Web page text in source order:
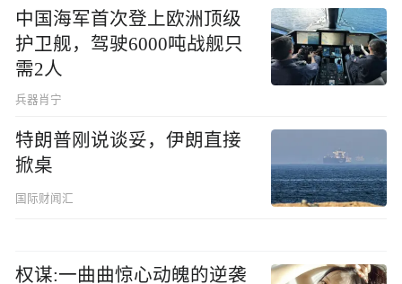
中国海军首次登上欧洲顶级
护卫舰，驾驶6000吨战舰只
需2人
兵器肖宁
特朗普刚说谈妥，伊朗直接
掀桌
国际财闻汇
权谋:一曲曲惊心动魄的逆袭